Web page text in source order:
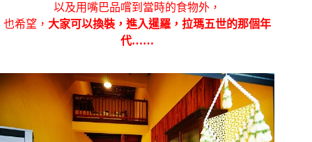
以及用嘴巴品嚐到當時的食物外，
也希望， 大家可以換裝，進入暹羅，拉瑪五世的那個年
代……